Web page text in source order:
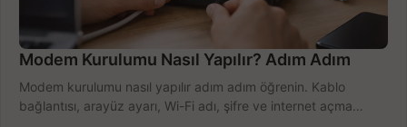
Modem Kurulumu Nasıl Yapılır? Adım Adım
Modem kurulumu nasıl yapılır adım adım öğrenin. Kablo
bağlantısı, arayüz ayarı, Wi-Fi adı, şifre ve internet açma